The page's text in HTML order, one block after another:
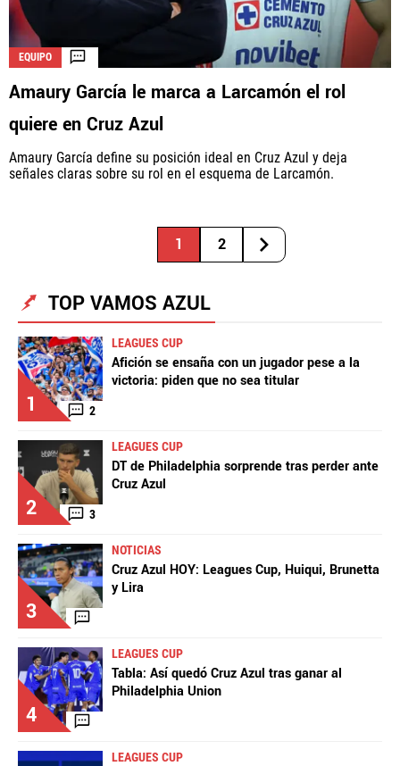
EQUIPO
Amaury García le marca a Larcamón el rol
quiere en Cruz Azul
Amaury García define su posición ideal en Cruz Azul y deja
señales claras sobre su rol en el esquema de Larcamón.
1 2
TOP VAMOS AZUL
1 2
LEAGUES CUP
Afición se ensaña con un jugador pese a la
victoria: piden que no sea titular
2 3
LEAGUES CUP
DT de Philadelphia sorprende tras perder ante
Cruz Azul
3
NOTICIAS
Cruz Azul HOY: Leagues Cup, Huiqui, Brunetta
y Lira
4
LEAGUES CUP
Tabla: Así quedó Cruz Azul tras ganar al
Philadelphia Union
LEAGUES CUP